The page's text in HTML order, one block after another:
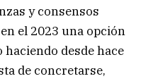
y consensos
el 2023 una opción
desde hace
de concretarse,